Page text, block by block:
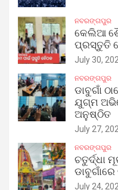
ନବରଙ୍ଗପୁର
କେଲିଆ
ପ୍ରସ୍ତୁତି
July 30,
ନବରଙ୍ଗପୁର
ଡାବୁଗାଁ
ଯୁଗ୍ମ
ଅନୁଷ୍ଠିତ
July 27,
ନବରଙ୍ଗପୁର
ଚତୁର୍ଦ୍ଧା
ଡାବୁଗାଁରେ
July 24,